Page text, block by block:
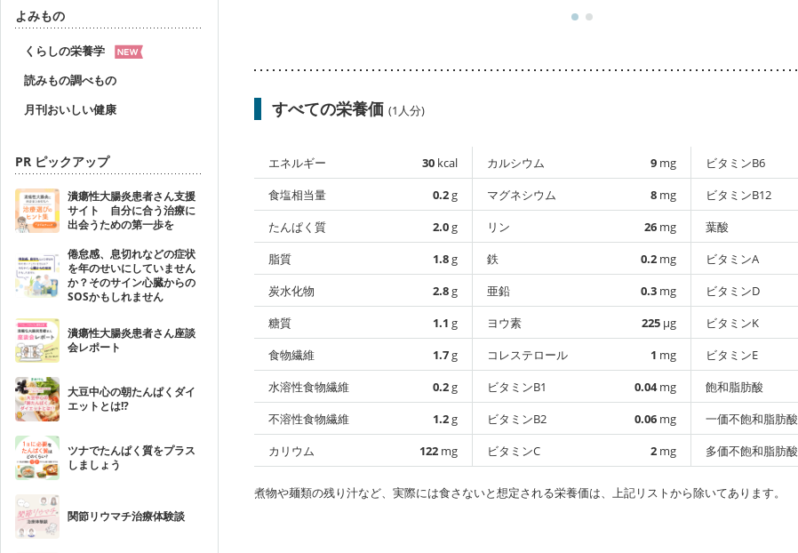
よみもの
くらしの栄養学
読みもの調べもの
月刊おいしい健康
PR ピックアップ
潰瘍性大腸炎患者さん支援
サイト 自分に合う治療に
出会うための第一歩を
倦怠感、息切れなどの症状
を年のせいにしていません
か？そのサイン心臓からの
SOSかもしれません
潰瘍性大腸炎患者さん座談
会レポート
大豆中心の朝たんぱくダイ
エットとは!?
ツナでたんぱく質をプラス
しましょう
関節リウマチ治療体験談
すべての栄養価 (1人分)
エネルギー 30 kcal
食塩相当量
0.2g
たんぱく質
2.0g
脂質
1.8g
炭水化物
2.8g
糖質
1.1 g
食物繊維
1.7g
水溶性食物繊維
0.2g
不溶性食物繊維
1.2g
カリウム
122 mg
カルシウム 9 mg
マグネシウム
8 mg
リン
26 mg
鉄
0.2 mg
亜鉛
0.3 mg
ヨウ素
225 µg
コレステロール
1 mg
ビタミンB1
0.04mg
ビタミンB2
0.06 mg
ビタミンC
2 mg
ビタミンB6
ビタミンB12
葉酸
ビタミンA
ビタミンD
ビタミンK
ビタミンE
飽和脂肪酸
一価不飽和脂肪酸
多価不飽和脂肪酸
煮物や麺類の残り汁など、実際には食さないと想定される栄養価は、上記リストから除いてあります。